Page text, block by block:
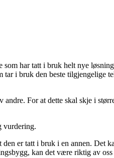
har tatt i bruk helt nye
i bruk den beste tilgjengelige
For at dette skal skje i
vurdering.
er tatt i bruk i en annen. Det
kan det være riktig av